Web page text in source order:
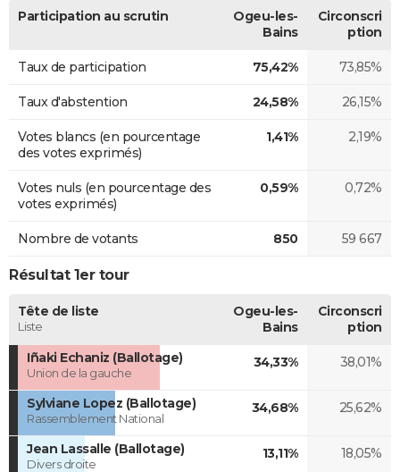
Participation au scrutin
Ogeu-les-
Bains
Circonscri
ption
Taux de participation 75,42% 73,85%
Taux d'abstention 24,58% 26,15%
Votes blancs (en pourcentage
des votes exprimés)
1,41% 2,19%
Votes nuls (en pourcentage des
votes exprimés)
0,59% 0,72%
Nombre de votants 850 59 667
Résultat 1er tour
Tête de liste
Liste
Ogeu-les-
Bains
Circonscri
ption
Iñaki Echaniz (Ballotage)
Union de la gauche
34,33% 38,01%
Sylviane Lopez (Ballotage)
Rassemblement National
34,68% 25,62%
Jean Lassalle (Ballotage)
Divers droite
13,11% 18,05%